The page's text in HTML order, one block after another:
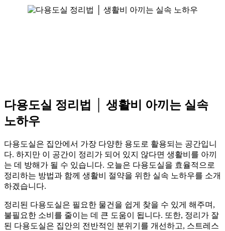
다용도실 정리법 │ 생활비 아끼는 실속
노하우
다용도실은 집안에서 가장 다양한 용도로 활용되는 공간입니
다. 하지만 이 공간이 정리가 되어 있지 않다면 생활비를 아끼
는 데 방해가 될 수 있습니다. 오늘은 다용도실을 효율적으로
정리하는 방법과 함께 생활비 절약을 위한 실속 노하우를 소개
하겠습니다.
정리된 다용도실은 필요한 물건을 쉽게 찾을 수 있게 해주며,
불필요한 소비를 줄이는 데 큰 도움이 됩니다. 또한, 정리가 잘
된 다용도실은 집안의 전반적인 분위기를 개선하고, 스트레스